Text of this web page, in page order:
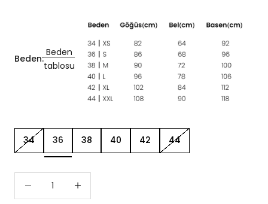
Beden:
Beden
tablosu
34 36 38 40 42 44